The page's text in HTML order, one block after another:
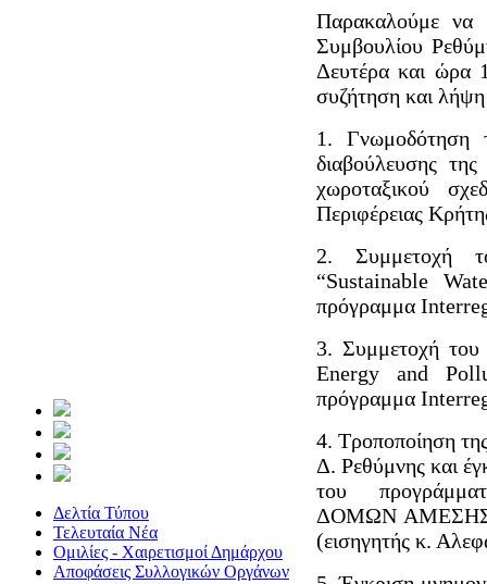
Δελτία Τύπου
Τελευταία Νέα
Ομιλίες - Χαιρετισμοί Δημάρχου
Αποφάσεις Συλλογικών Οργάνων
Παρακαλούμε να
Συμβουλίου
Δευτέρα και ώρα
συζήτηση και
1. Γνωμοδότηση
διαβούλευσης
χωροταξικού
Περιφέρειας
2. Συμμετοχή
“Sustainable
πρόγραμμα
3. Συμμετοχή
Energy and
πρόγραμμα
4. Τροποποίηση
Δ. Ρεθύμνης και
του
ΔΟΜΩΝ ΑΜΕΣΗΣ
(εισηγητής κ.